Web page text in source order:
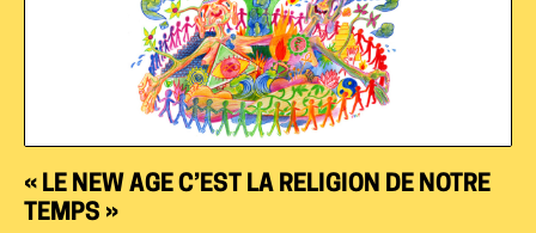
« LE NEW AGE C’EST LA RELIGION DE NOTRE
TEMPS »